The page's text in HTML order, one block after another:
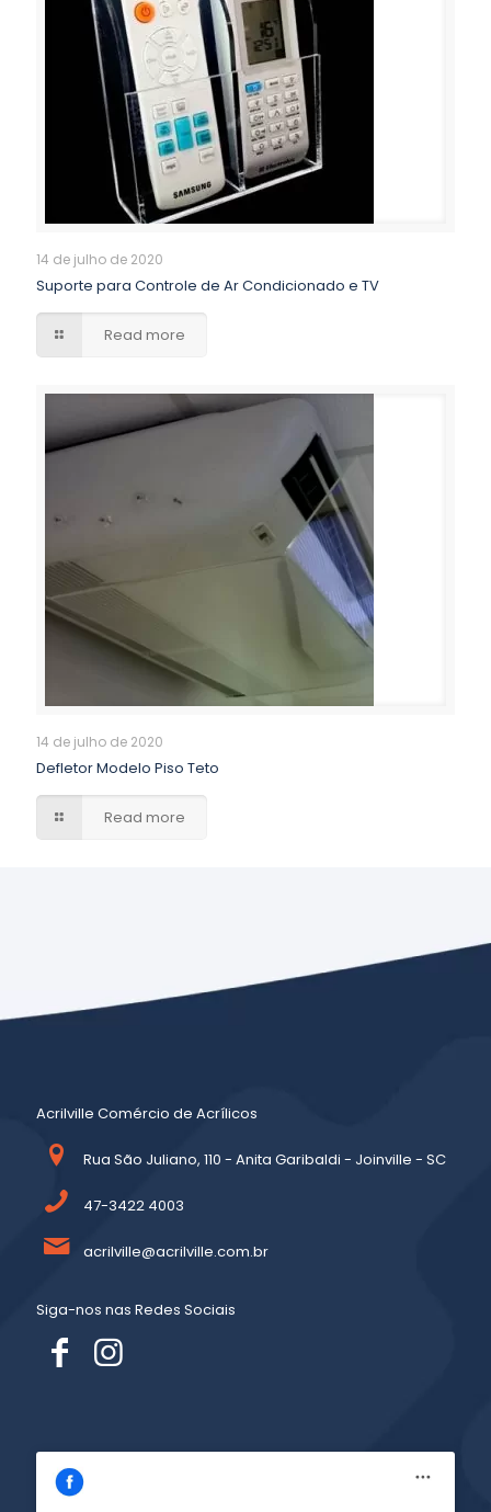
14 de julho de 2020
Suporte para Controle de Ar Condicionado e TV
Read more
14 de julho de 2020
Defletor Modelo Piso Teto
Read more
Acrilville Comércio de Acrílicos
Rua São Juliano, 110 - Anita Garibaldi - Joinville - SC
47-3422 4003
acrilville@acrilville.com.br
Siga-nos nas Redes Sociais